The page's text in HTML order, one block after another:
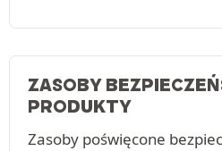
ZASOBY
PRODUKTY
Zasoby poświęcone